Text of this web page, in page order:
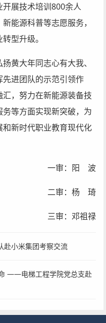
展技术培训800余人
能源科普等志愿服务，
型升级。
黄大年同志心有大我、
进团队的示范引领作
，努力在新能源装备技
等方面实现新突破，为
新时代职业教育现代化
一审：阳 波
二审：杨 琦
三审：邓祖禄
赴小米集团考察交流
——电梯工程学院党总支赴